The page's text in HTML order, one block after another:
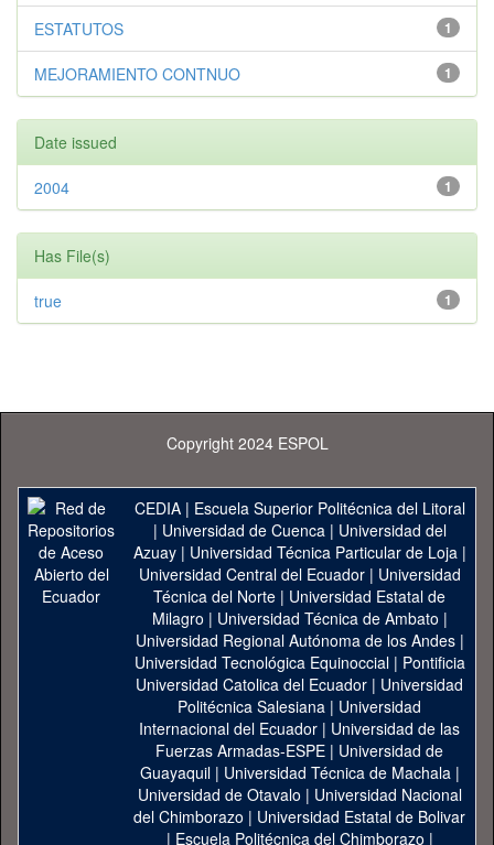
1
ESTATUTOS
1
MEJORAMIENTO CONTNUO
Date issued
1
2004
Has File(s)
1
true
Copyright 2024 ESPOL
CEDIA| Escuela Superior Politécnica del Litoral
| Universidad de Cuenca| Universidad del
Azuay| Universidad Técnica Particular de Loja|
Universidad Central del Ecuador| Universidad
Técnica del Norte | Universidad Estatal de
Milagro | Universidad Técnica de Ambato |
Universidad Regional Autónoma de los Andes|
Universidad Tecnológica Equinoccial| Pontificia
Universidad Catolica del Ecuador | Universidad
Politécnica Salesiana | Universidad
Internacional del Ecuador | Universidad de las
Fuerzas Armadas-ESPE | Universidad de
Guayaquil| Universidad Técnica de Machala|
Universidad de Otavalo | Universidad Nacional
del Chimborazo | Universidad Estatal de Bolivar
| Escuela Politécnica del Chimborazo |